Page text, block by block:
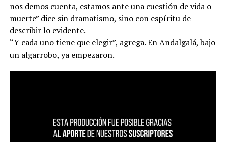
nos demos cuenta, estamos ante una cuestión de vida o
muerte” dice sin dramatismo, sino con espíritu de
describir lo evidente.
“Y cada uno tiene que elegir”, agrega. En Andalgalá, bajo
un algarrobo, ya empezaron.